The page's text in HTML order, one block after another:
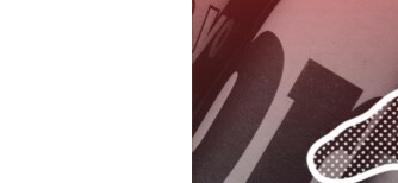
КРЫМ.НЕПОКОРЕННЫЙ
УКРАИНСКАЯ ПРОБЛЕМА КРЫМА